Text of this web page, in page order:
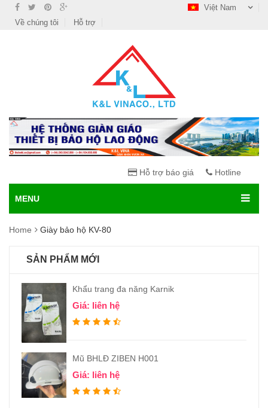
Việt Nam
Về chúng tôi
Hỗ trợ
Hỗ trợ báo giá Hotline
MENU
Home Giày bảo hộ KV-80
SẢN PHẨM MỚI
Khẩu trang đa năng Karnik
Giá: liên hệ
Mũ BHLĐ ZIBEN H001
Giá: liên hệ